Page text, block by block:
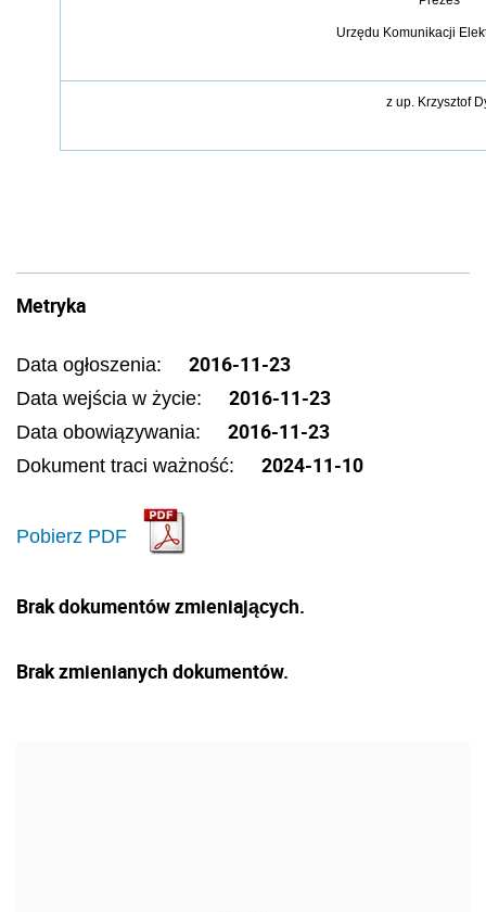
Urzędu Komunikacji
z up. Krzysztof
Metryka
Data ogłoszenia: 2016-11-23
Data wejścia w życie: 2016-11-23
Data obowiązywania: 2016-11-23
Dokument traci ważność: 2024-11-10
Pobierz PDF
Brak dokumentów zmieniających.
Brak zmienianych dokumentów.